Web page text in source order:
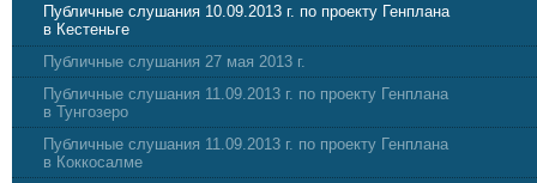
Публичные слушания 10.09.2013 г. по проекту Генплана
в Кестеньге
Публичные слушания 27 мая 2013 г.
Публичные слушания 11.09.2013 г. по проекту Генплана
в Тунгозеро
Публичные слушания 11.09.2013 г. по проекту Генплана
в Коккосалме